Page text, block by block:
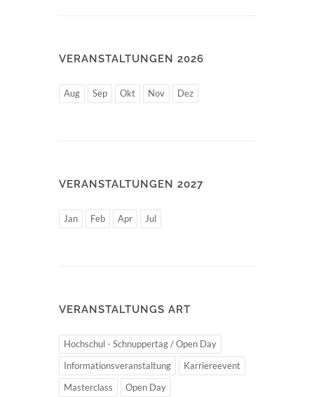
VERANSTALTUNGEN 2026
Aug Sep Okt Nov Dez
VERANSTALTUNGEN 2027
Jan Feb Apr Jul
VERANSTALTUNGS ART
Hochschul - Schnuppertag / Open Day
Informationsveranstaltung
Karriereevent
Masterclass
Open Day